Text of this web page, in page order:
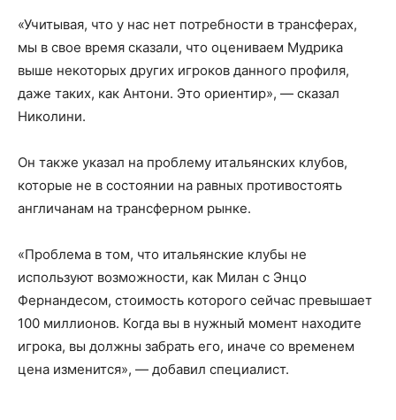
«Учитывая, что у нас нет потребности в трансферах,
мы в свое время сказали, что оцениваем Мудрика
выше некоторых других игроков данного профиля,
даже таких, как Антони. Это ориентир», — сказал
Николини.
Он также указал на проблему итальянских клубов,
которые не в состоянии на равных противостоять
англичанам на трансферном рынке.
«Проблема в том, что итальянские клубы не
используют возможности, как Милан с Энцо
Фернандесом, стоимость которого сейчас превышает
100 миллионов. Когда вы в нужный момент находите
игрока, вы должны забрать его, иначе со временем
цена изменится», — добавил специалист.